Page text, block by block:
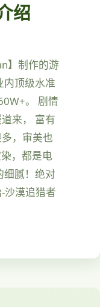
绍
】制作的游
内顶级水准
。 剧情
来， 富有
，审美也
，都是电
细腻！绝对
沙漠追猎者